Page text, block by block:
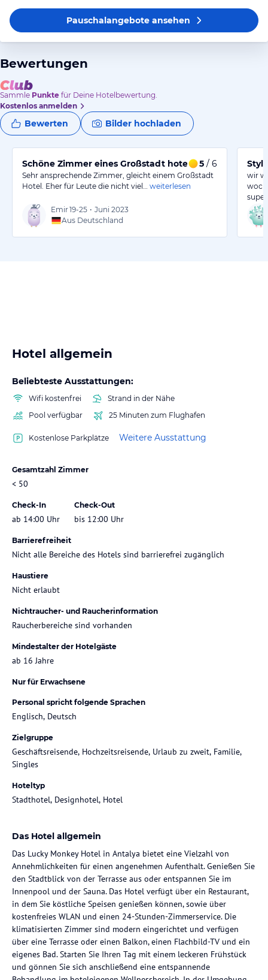
Pauschalangeboteansehen
Bewertungen
Sammle Punkte für Deine Hotelbewertung.
Kostenlos anmelden
Bewerten Bilder hochladen
Schöne Zimmer eines Großstadt hotels 5 / 6
Sehr ansprechende Zimmer, gleicht einem Großstadt
Hotel. Eher für Leute die nicht viel…
weiterlesen
Emir19-25 • Juni 2023
Aus Deutschland
wir
Hotel allgemein
Beliebteste Ausstattungen:
Wifi kostenfrei
Strand in der Nähe
Pool verfügbar
25 Minuten zum Flughafen
Kostenlose Parkplätze Weitere Ausstattung
Gesamtzahl Zimmer
< 50
Check-In
ab 14:00 Uhr
Check-Out
bis 12:00 Uhr
Barrierefreiheit
Nicht alle Bereiche des Hotels sind barrierefrei zugänglich
Haustiere
Nicht erlaubt
Nichtraucher- und Raucherinformation
Raucherbereiche sind vorhanden
Mindestalter der Hotelgäste
ab 16 Jahre
Nur für Erwachsene
Personal spricht folgende Sprachen
Englisch, Deutsch
Zielgruppe
Geschäftsreisende, Hochzeitsreisende, Urlaub zu zweit, Familie,
Singles
Hoteltyp
Stadthotel, Designhotel, Hotel
Das Hotel allgemein
Das Lucky Monkey Hotel in Antalya bietet eine Vielzahl von
Annehmlichkeiten für einen angenehmen Aufenthalt. Genießen Sie
den Stadtblick von der Terrasse aus oder entspannen Sie im
Innenpool und der Sauna. Das Hotel verfügt über ein Restaurant,
in dem Sie köstliche Speisen genießen können, sowie über
kostenfreies WLAN und einen 24-Stunden-Zimmerservice. Die
klimatisierten Zimmer sind modern eingerichtet und verfügen
über eine Terrasse oder einen Balkon, einen Flachbild-TV und ein
eigenes Bad. Starten Sie Ihren Tag mit einem leckeren Frühstück
und gönnen Sie sich anschließend eine entspannende